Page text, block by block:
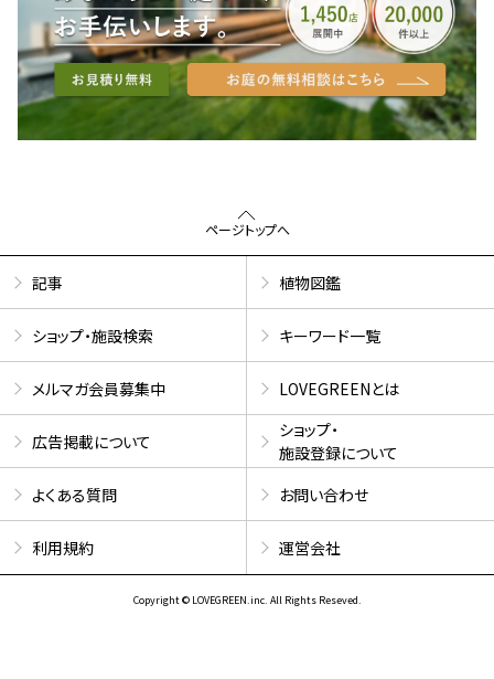
ページトップへ
記事 植物図鑑
ショップ・施設検索 キーワード一覧
メルマガ会員募集中 LOVEGREENとは
広告掲載について
ショップ・
施設登録について
よくある質問
お問い合わせ
利用規約 運営会社
Copyright © LOVEGREEN.inc. All Rights Reseved.